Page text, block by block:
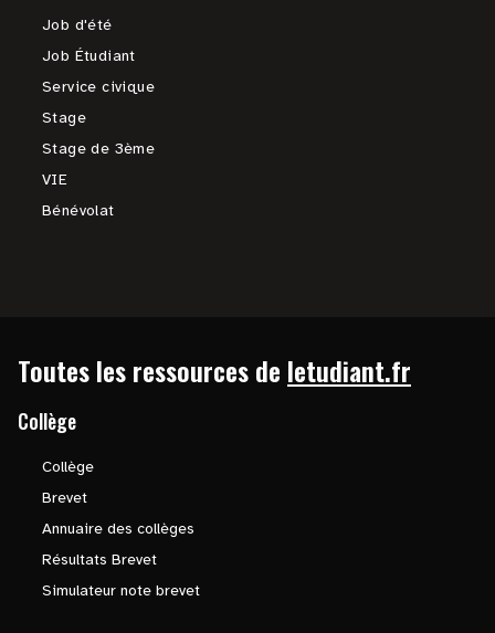
Job d'été
Job Étudiant
Service civique
Stage
Stage de 3ème
VIE
Bénévolat
Toutes les ressources de letudiant.fr
Collège
Collège
Brevet
Annuaire des collèges
Résultats Brevet
Simulateur note brevet